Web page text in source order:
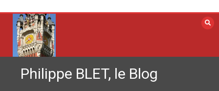
contenu
Philippe BLET, le Blog